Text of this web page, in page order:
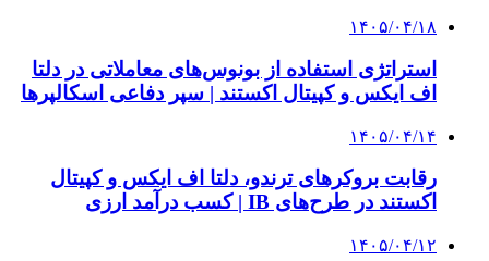
۱۴۰۵/۰۴/۱۸
استراتژی استفاده از بونوس‌های معاملاتی در دلتا
اف ایکس و کپیتال اکستند | سپر دفاعی اسکالپرها
۱۴۰۵/۰۴/۱۴
رقابت بروکرهای ترندو، دلتا اف ایکس و کپیتال
اکستند در طرح‌های IB | کسب درآمد ارزی
۱۴۰۵/۰۴/۱۲